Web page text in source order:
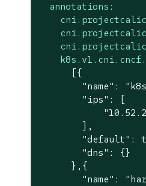
annotations:
      [{
"name":
        "ips": [
        ],
"default":
        "dns": {}
      },{
"name":